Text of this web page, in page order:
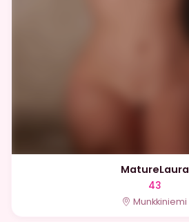
MatureLaura
43
Munkkiniemi